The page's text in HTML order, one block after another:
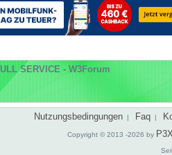
SERVICE - W3Forum
Nutzungsbedingungen | Faq |
Copyright © 2013 -2026 by